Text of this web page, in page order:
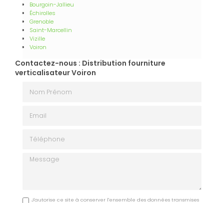
Bourgoin-Jallieu
Échirolles
Grenoble
Saint-Marcellin
Vizille
Voiron
Contactez-nous : Distribution fourniture
verticalisateur Voiron
Message
J'autorise ce site à conserver l'ensemble des données transmises